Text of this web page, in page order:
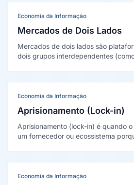
Economia da Informação
Mercados de Dois Lados
Mercados de dois lados são
dois grupos interdependentes
Economia da Informação
Aprisionamento (Lock-in)
Aprisionamento (lock-in) é quando
um fornecedor ou ecossistema
Economia da Informação